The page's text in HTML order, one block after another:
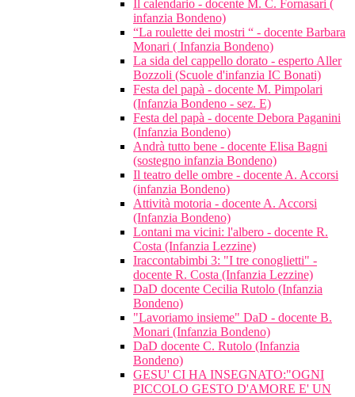
Il calendario - docente M. C. Fornasari (
infanzia Bondeno)
“La roulette dei mostri “ - docente Barbara
Monari ( Infanzia Bondeno)
La sida del cappello dorato - esperto Aller
Bozzoli (Scuole d'infanzia IC Bonati)
Festa del papà - docente M. Pimpolari
(Infanzia Bondeno - sez. E)
Festa del papà - docente Debora Paganini
(Infanzia Bondeno)
Andrà tutto bene - docente Elisa Bagni
(sostegno infanzia Bondeno)
Il teatro delle ombre - docente A. Accorsi
(infanzia Bondeno)
Attività motoria - docente A. Accorsi
(Infanzia Bondeno)
Lontani ma vicini: l'albero - docente R.
Costa (Infanzia Lezzine)
Iraccontabimbi 3: "I tre conoglietti" -
docente R. Costa (Infanzia Lezzine)
DaD docente Cecilia Rutolo (Infanzia
Bondeno)
"Lavoriamo insieme" DaD - docente B.
Monari (Infanzia Bondeno)
DaD docente C. Rutolo (Infanzia
Bondeno)
GESU' CI HA INSEGNATO:"OGNI
PICCOLO GESTO D'AMORE E' UN